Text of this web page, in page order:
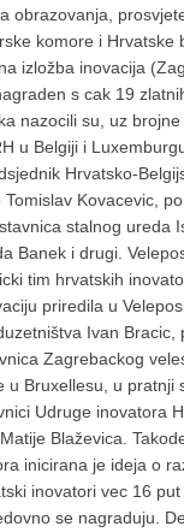
obrazovanja,
komore i Hrvatske
izložba inovacija
s cak 19
nazocili su, uz
u Belgiji i
Hrvatsko-
Kovacevic,
stalnog ureda
Banek i drugi.
tim hrvatskih
priredila u
Ivan Bracic,
Zagrebackog
Bruxellesu, u pratnji
Udruge inovatora
Blaževica.
inicirana je ideja o
inovatori vec 16
se nagraduju.